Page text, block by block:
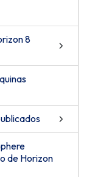
8
de Horizon